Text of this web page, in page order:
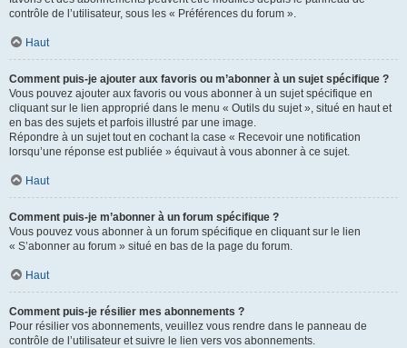
contrôle de l’utilisateur, sous les « Préférences du forum ».
Haut
Comment puis-je ajouter aux favoris ou m’abonner à un sujet spécifique ?
Vous pouvez ajouter aux favoris ou vous abonner à un sujet spécifique en
cliquant sur le lien approprié dans le menu « Outils du sujet », situé en haut et
en bas des sujets et parfois illustré par une image.
Répondre à un sujet tout en cochant la case « Recevoir une notification
lorsqu’une réponse est publiée » équivaut à vous abonner à ce sujet.
Haut
Comment puis-je m’abonner à un forum spécifique ?
Vous pouvez vous abonner à un forum spécifique en cliquant sur le lien
« S’abonner au forum » situé en bas de la page du forum.
Haut
Comment puis-je résilier mes abonnements ?
Pour résilier vos abonnements, veuillez vous rendre dans le panneau de
contrôle de l’utilisateur et suivre le lien vers vos abonnements.